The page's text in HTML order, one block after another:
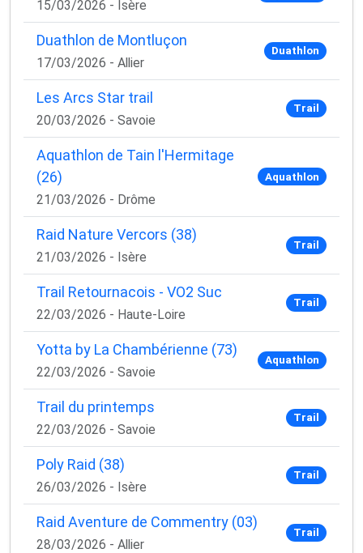
15/03/2026 - Isère
Duathlon de Montluçon
17/03/2026 - Allier
Duathlon
Les Arcs Star trail
20/03/2026 - Savoie
Trail
Aquathlon de Tain l'Hermitage
(26)
21/03/2026 - Drôme
Aquathlon
Raid Nature Vercors (38)
21/03/2026 - Isère
Trail
Trail Retournacois - VO2 Suc
22/03/2026 - Haute-Loire
Trail
Yotta by La Chambérienne (73)
22/03/2026 - Savoie
Aquathlon
Trail du printemps
22/03/2026 - Savoie
Trail
Poly Raid (38)
26/03/2026 - Isère
Trail
Raid Aventure de Commentry (03)
28/03/2026 - Allier
Trail